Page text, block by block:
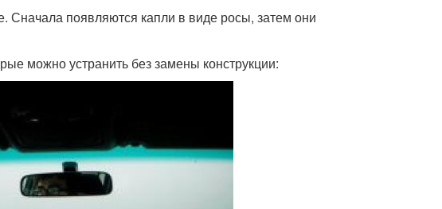
появляются капли в виде росы, затем они
можно устранить без замены конструкции: